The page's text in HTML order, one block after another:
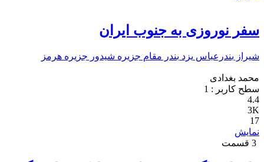
سفر نوروزی به جنوب ایران
شیراز بندرعباس یزد بندر مقام جزیره شیدور جزیره هرمز
محمد بغدادی
سطح کاربر : 1
4.4
3K
17
نمایش
3 قسمت